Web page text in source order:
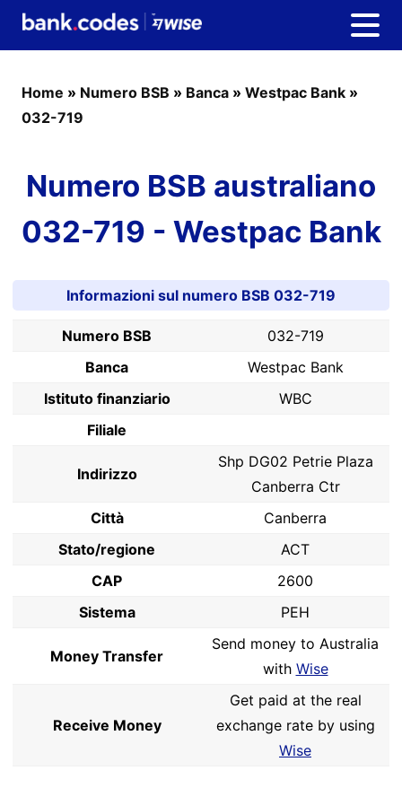
Home » Numero BSB » Banca » Westpac Bank »
032-719
Numero BSB australiano
032-719 - Westpac Bank
Informazioni sul numero BSB 032-719
Numero BSB
032-719
Banca
Westpac Bank
Istituto finanziario
WBC
Filiale
Indirizzo
Shp DG02 Petrie Plaza
Canberra Ctr
Città
Canberra
Stato/regione
ACT
CAP
2600
Sistema
PEH
Money Transfer
Send money to Australia
with Wise
Receive Money
Get paid at the real
exchange rate by using
Wise